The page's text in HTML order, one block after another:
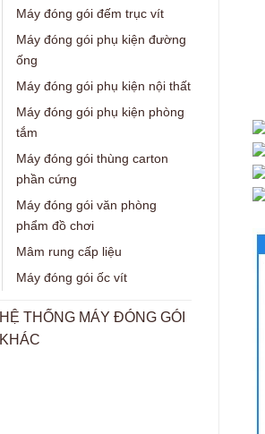
Máy đóng gói đếm trục vít
Máy đóng gói phụ kiện đường
ống
Máy đóng gói phụ kiện nội thất
Máy đóng gói phụ kiện phòng
tắm
Máy đóng gói thùng carton
phần cứng
Máy đóng gói văn phòng
phẩm đồ chơi
Mâm rung cấp liệu
Máy đóng gói ốc vít
HỆ THỐNG MÁY ĐÓNG GÓI
KHÁC